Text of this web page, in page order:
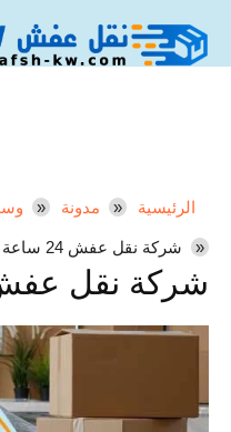
الرئيسية مدونة
شركة نقل عفش 24 ساعة
شركة نقل عفش 24